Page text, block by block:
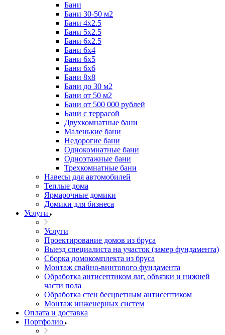
Бани
Бани 30-50 м2
Бани 4x2.5
Бани 5x2.5
Бани 6x2.5
Бани 6х4
Бани 6х5
Бани 6х6
Бани 8x8
Бани до 30 м2
Бани от 50 м2
Бани от 500 000 рублей
Бани с террасой
Двухкомнатные бани
Маленькие бани
Недорогие бани
Однокомнатные бани
Одноэтажные бани
Трехкомнатные бани
Навесы для автомобилей
Теплые дома
Ярмарочные домики
Домики для бизнеса
Услуги
Услуги
Проектирование домов из бруса
Выезд специалиста на участок (замер фундамента)
Сборка домокомплекта из бруса
Монтаж свайно-винтового фундамента
Обработка антисептиком лаг, обвязки и нижней
части пола
Обработка стен бесцветным антисептиком
Монтаж инженерных систем
Оплата и доставка
Портфолио